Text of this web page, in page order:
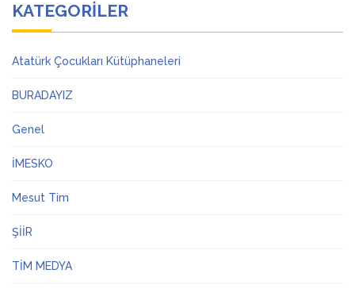
KATEGORILER
Atatürk Çocukları Kütüphaneleri
BURADAYIZ
Genel
İMESKO
Mesut Tim
ŞİİR
TİM MEDYA